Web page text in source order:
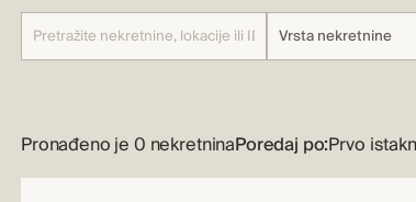
Vrsta nekretnine
Pronađeno je 0 nekretninaPoredaj po: